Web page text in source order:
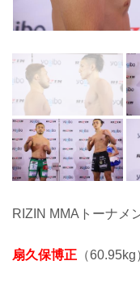
RIZIN MMAトーナメ
扇久保博正 （